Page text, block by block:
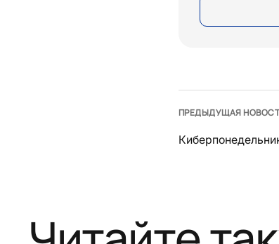
ПРЕДЫДУЩАЯ